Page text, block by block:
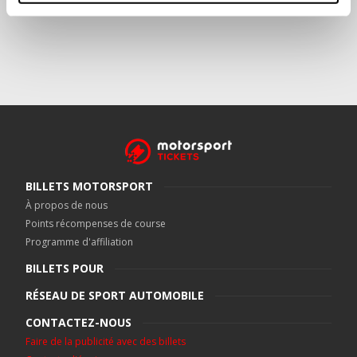
BILLETS MOTORSPORT
À propos de nous
Points récompenses de course
Programme d'affiliation
BILLETS POUR
RÉSEAU DE SPORT AUTOMOBILE
CONTACTEZ-NOUS
Faire de la publicité avec des billets